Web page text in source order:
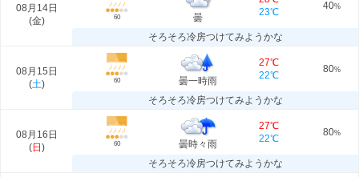
08月14日
(金) 60 曇
23℃
40%
そろそろ冷房つけてみようかな
08月15日
(土) 60 曇一時雨
27℃
22℃
80%
そろそろ冷房つけてみようかな
08月16日
(日 ) 60 曇時々雨
27℃
22℃
80%
そろそろ冷房つけてみようかな